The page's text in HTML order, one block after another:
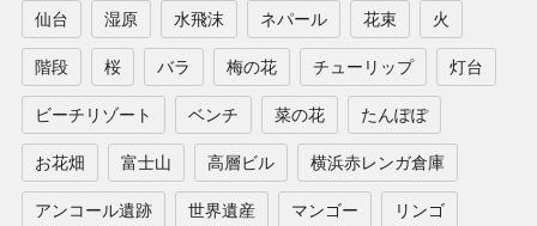
仙台 湿原 水飛沫 ネパール 花束 火
階段 桜 バラ 梅の花 チューリップ 灯台
ビーチリゾート ベンチ 菜の花 たんぽぽ
お花畑 富士山 高層ビル 横浜赤レンガ倉庫
アンコール遺跡 世界遺産 マンゴー リンゴ